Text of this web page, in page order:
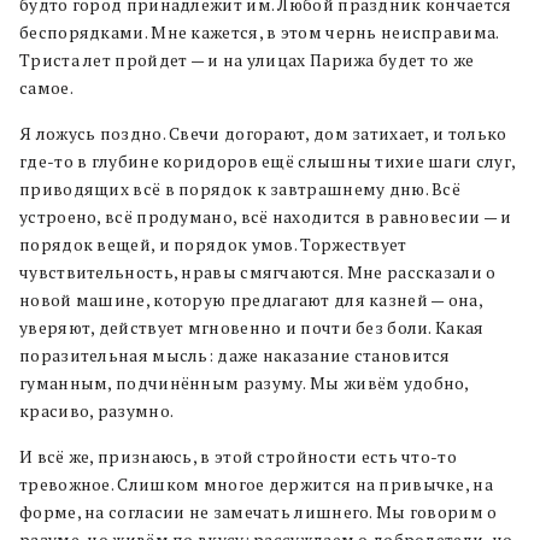
будто город принадлежит им. Любой праздник кончается
беспорядками. Мне кажется, в этом чернь неисправима.
Триста лет пройдет — и на улицах Парижа будет то же
самое.
Я ложусь поздно. Свечи догорают, дом затихает, и только
где-то в глубине коридоров ещё слышны тихие шаги слуг,
приводящих всё в порядок к завтрашнему дню. Всё
устроено, всё продумано, всё находится в равновесии — и
порядок вещей, и порядок умов. Торжествует
чувствительность, нравы смягчаются. Мне рассказали о
новой машине, которую предлагают для казней — она,
уверяют, действует мгновенно и почти без боли. Какая
поразительная мысль: даже наказание становится
гуманным, подчинённым разуму. Мы живём удобно,
красиво, разумно.
И всё же, признаюсь, в этой стройности есть что-то
тревожное. Слишком многое держится на привычке, на
форме, на согласии не замечать лишнего. Мы говорим о